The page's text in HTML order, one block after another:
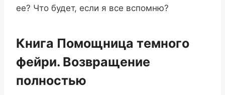
ее? Что будет, если я все вспомню?
Книга Помощница темного
фейри. Возвращение
полностью